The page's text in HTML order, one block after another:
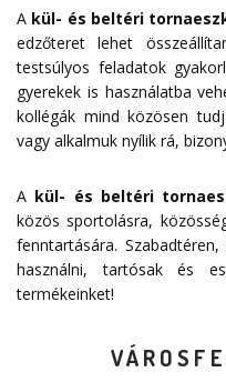
A kül- és beltéri
edzőteret lehet
testsúlyos feladatok
gyerekek is használatba
kollégák mind közösen
vagy alkalmuk nyílik rá,
A kül- és beltéri
közös sportolásra,
fenntartására.
használni, tartósak és
termékeinket!